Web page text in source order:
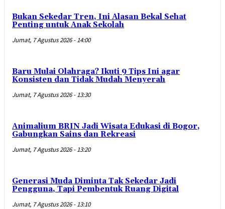
Bukan Sekedar Tren, Ini Alasan Bekal Sehat
Penting untuk Anak Sekolah
Jumat, 7 Agustus 2026 - 14:00
Baru Mulai Olahraga? Ikuti 9 Tips Ini agar
Konsisten dan Tidak Mudah Menyerah
Jumat, 7 Agustus 2026 - 13:30
Animalium BRIN Jadi Wisata Edukasi di Bogor,
Gabungkan Sains dan Rekreasi
Jumat, 7 Agustus 2026 - 13:20
Generasi Muda Diminta Tak Sekedar Jadi
Pengguna, Tapi Pembentuk Ruang Digital
Jumat, 7 Agustus 2026 - 13:10